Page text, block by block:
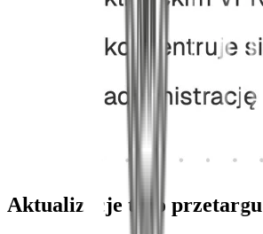
Aktualizacje tego przetargu